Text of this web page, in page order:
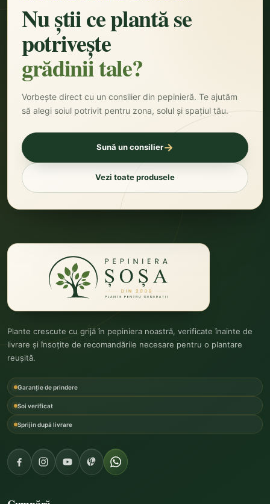
Nu știi ce plantă se
potrivește
grădinii tale?
Vorbește direct cu un consilier din pepinieră. Te ajutăm
să alegi soiul potrivit pentru zona, solul și spațiul tău.
Sună un consilier→
Vezi toate produsele
Plante crescute cu grijă în pepiniera noastră, verificate înainte de
livrare și însoțite de recomandările necesare pentru o plantare
reușită.
Garanție de prindere
Soi verificat
Sprijin după livrare